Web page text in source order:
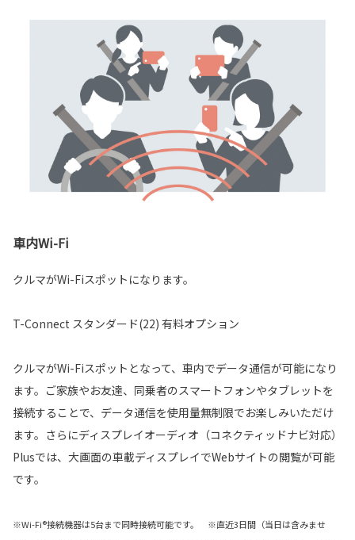
車内Wi-Fi
クルマがWi-Fiスポットになります。
T-Connect スタンダード(22) 有料オプション
クルマがWi-Fiスポットとなって、車内でデータ通信が可能になり
ます。ご家族やお友達、同乗者のスマートフォンやタブレットを
接続することで、データ通信を使用量無制限でお楽しみいただけ
ます。さらにディスプレイオーディオ（コネクティッドナビ対応）
Plusでは、大画面の車載ディスプレイでWebサイトの閲覧が可能
です。
※Wi-Fi®接続機器は5台まで同時接続可能です。 ※直近3日間（当日は含みませ